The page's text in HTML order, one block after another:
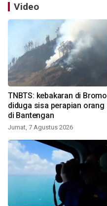
Video
TNBTS: kebakaran di Bromo
diduga sisa perapian orang
di Bantengan
Jumat, 7 Agustus 2026